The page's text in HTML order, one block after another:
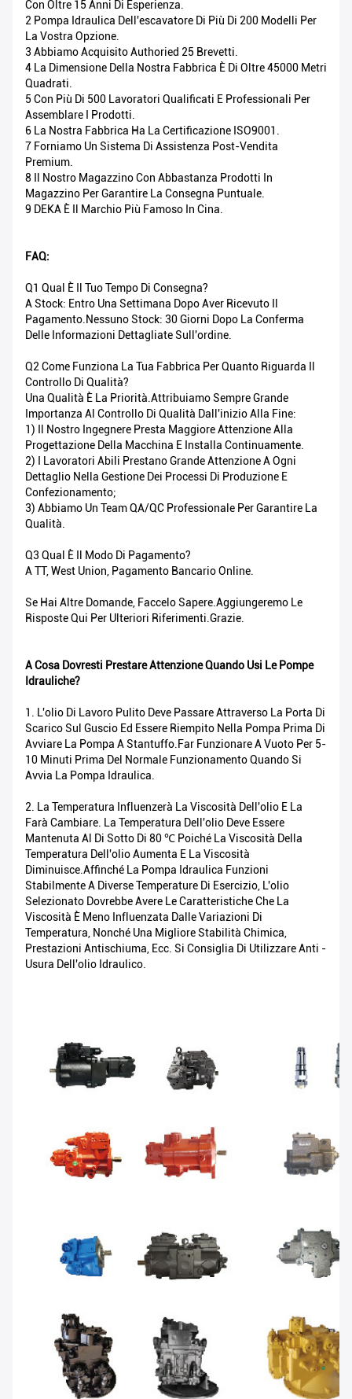
Con Oltre 15 Anni Di Esperienza.
2 Pompa Idraulica Dell'escavatore Di Più Di 200 Modelli Per
La Vostra Opzione.
3 Abbiamo Acquisito Authoried 25 Brevetti.
4 La Dimensione Della Nostra Fabbrica È Di Oltre 45000 Metri
Quadrati.
5 Con Più Di 500 Lavoratori Qualificati E Professionali Per
Assemblare I Prodotti.
6 La Nostra Fabbrica Ha La Certificazione ISO9001.
7 Forniamo Un Sistema Di Assistenza Post-Vendita
Premium.
8 Il Nostro Magazzino Con Abbastanza Prodotti In
Magazzino Per Garantire La Consegna Puntuale.
9 DEKA È Il Marchio Più Famoso In Cina.
FAQ:
Q1 Qual È Il Tuo Tempo Di Consegna?
A Stock: Entro Una Settimana Dopo Aver Ricevuto Il
Pagamento.Nessuno Stock: 30 Giorni Dopo La Conferma
Delle Informazioni Dettagliate Sull'ordine.
Q2 Come Funziona La Tua Fabbrica Per Quanto Riguarda Il
Controllo Di Qualità?
Una Qualità È La Priorità.Attribuiamo Sempre Grande
Importanza Al Controllo Di Qualità Dall'inizio Alla Fine:
1) Il Nostro Ingegnere Presta Maggiore Attenzione Alla
Progettazione Della Macchina E Installa Continuamente.
2) I Lavoratori Abili Prestano Grande Attenzione A Ogni
Dettaglio Nella Gestione Dei Processi Di Produzione E
Confezionamento;
3) Abbiamo Un Team QA/QC Professionale Per Garantire La
Qualità.
Q3 Qual È Il Modo Di Pagamento?
A TT, West Union, Pagamento Bancario Online.
Se Hai Altre Domande, Faccelo Sapere.Aggiungeremo Le
Risposte Qui Per Ulteriori Riferimenti.Grazie.
A Cosa Dovresti Prestare Attenzione Quando Usi Le Pompe
Idrauliche?
1. L'olio Di Lavoro Pulito Deve Passare Attraverso La Porta Di
Scarico Sul Guscio Ed Essere Riempito Nella Pompa Prima Di
Avviare La Pompa A Stantuffo.Far Funzionare A Vuoto Per 5-
10 Minuti Prima Del Normale Funzionamento Quando Si
Avvia La Pompa Idraulica.
2. La Temperatura Influenzerà La Viscosità Dell'olio E La
Farà Cambiare. La Temperatura Dell'olio Deve Essere
Mantenuta Al Di Sotto Di 80 ℃ Poiché La Viscosità Della
Temperatura Dell'olio Aumenta E La Viscosità
Diminuisce.Affinché La Pompa Idraulica Funzioni
Stabilmente A Diverse Temperature Di Esercizio, L'olio
Selezionato Dovrebbe Avere Le Caratteristiche Che La
Viscosità È Meno Influenzata Dalle Variazioni Di
Temperatura, Nonché Una Migliore Stabilità Chimica,
Prestazioni Antischiuma, Ecc. Si Consiglia Di Utilizzare Anti -
Usura Dell'olio Idraulico.